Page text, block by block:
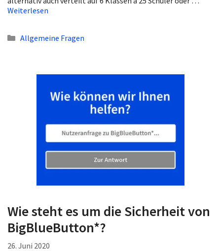
Weiterlesen
Kategorien
Allgemeine Fragen
Wie steht es um die Sicherheit von
BigBlueButton*?
26. Juni 2020